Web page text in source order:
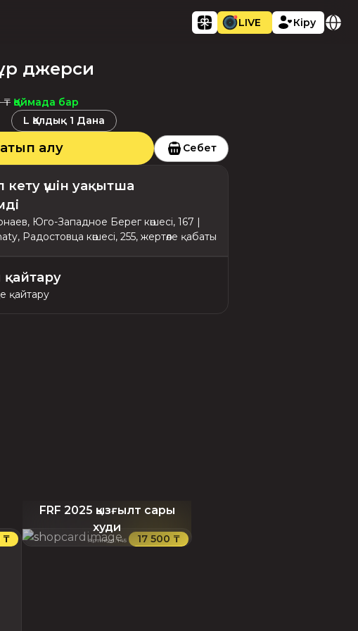
LIVE Кіру
джерси
₸ Қоймада бар
L Қалдық 1 Дана
алу Себет
кету үшін уақытша
Юго-Западное Берег көшесі, 167 |
Радостовца көшесі, 255, жертөле қабаты
қайтару
₸ 17 500 ₸
FRF 2025 қызғылт сары
худи
Артикул:145